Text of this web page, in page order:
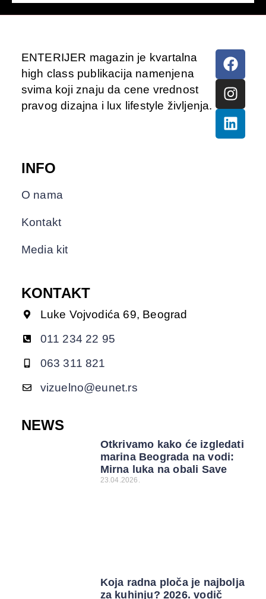
ENTERIJER magazin je kvartalna
high class publikacija namenjena
svima koji znaju da cene vrednost
pravog dizajna i lux lifestyle življenja.
INFO
O nama
Kontakt
Media kit
KONTAKT
Luke Vojvodića 69, Beograd
011 234 22 95
063 311 821
vizuelno@eunet.rs
NEWS
Otkrivamo kako će izgledati
marina Beograda na vodi:
Mirna luka na obali Save
23.04.2026.
Koja radna ploča je najbolja
za kuhinju? 2026. vodič